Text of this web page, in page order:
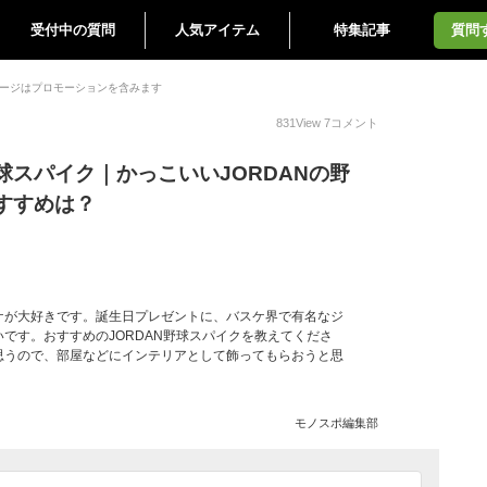
受付中の質問 人気アイテム 特集記事 質問
ジはプロモーションを含みます
831View 7コメント
スパイク｜かっこいいJORDANの野
すめは？
大好きです。誕生日プレゼントに、バスケ界で有名なジ
す。おすすめのJORDAN野球スパイクを教えてくださ
ので、部屋などにインテリアとして飾ってもらおうと思
モノスポ編集部